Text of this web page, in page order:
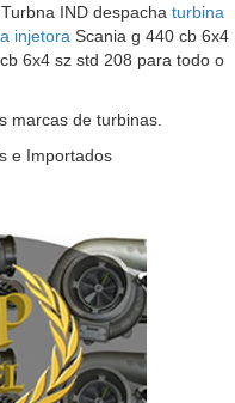
IND despacha turbina
injetora Scania g 440 cb 6x4
6x4 sz std 208 para todo o
marcas de turbinas.
e Importados